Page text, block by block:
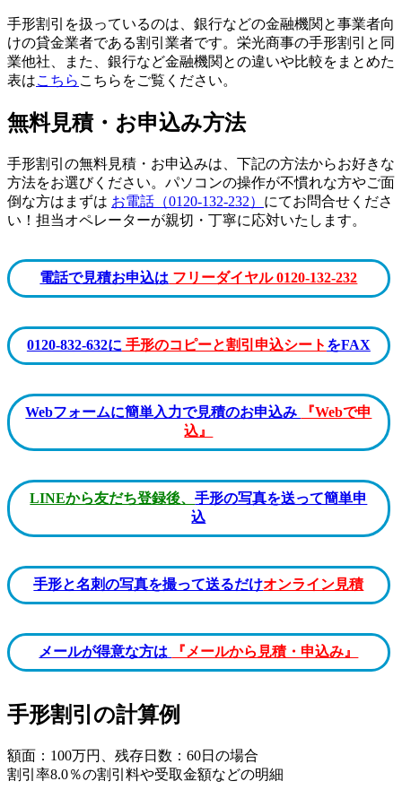
手形割引を扱っているのは、銀行などの金融機関と事業者向
けの貸金業者である割引業者です。栄光商事の手形割引と同
業他社、また、銀行など金融機関との違いや比較をまとめた
表はこちら こちらをご覧ください。
無料見積・お申込み方法
手形割引の無料見積・お申込みは、下記の方法からお好きな
方法をお選びください。パソコンの操作が不慣れな方やご面
倒な方はまずは お電話（0120-132-232） にてお問合せくださ
い！担当オペレーターが親切・丁寧に応対いたします。
電話で見積お申込は フリーダイヤル 0120-132-232
0120-832-632に 手形のコピーと割引申込シート をFAX
Webフォームに簡単入力で見積のお申込み
『Webで申
込』
LINEから友だち登録後、手形の写真を送って簡単申
込
手形と名刺の写真を撮って送るだけオンライン見積
メールが得意な方は 『メールから見積・申込み』
手形割引の計算例
額面：100万円、残存日数：60日の場合
割引率8.0％の割引料や受取金額などの明細